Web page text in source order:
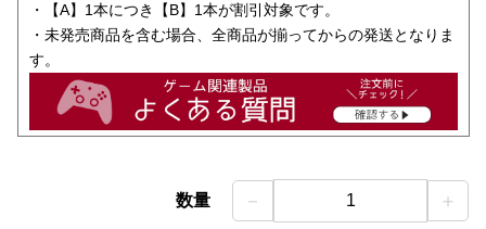
・【A】1本につき【B】1本が割引対象です。
・未発売商品を含む場合、全商品が揃ってからの発送となりま
す。
数量 － 1 ＋